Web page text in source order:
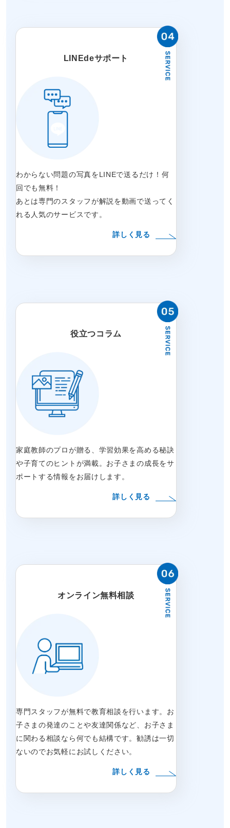
LINEdeサポート
わからない問題の写真をLINEで送るだけ！何
回でも無料！
あとは専門のスタッフが解説を動画で送ってく
れる人気のサービスです。
詳しく見る
役立つコラム
家庭教師のプロが贈る、学習効果を高める秘訣
や子育てのヒントが満載。お子さまの成長をサ
ポートする情報をお届けします。
詳しく見る
オンライン無料相談
専門スタッフが無料で教育相談を行います。お
子さまの発達のことや友達関係など、お子さま
に関わる相談なら何でも結構です。勧誘は一切
ないのでお気軽にお試しください。
詳しく見る